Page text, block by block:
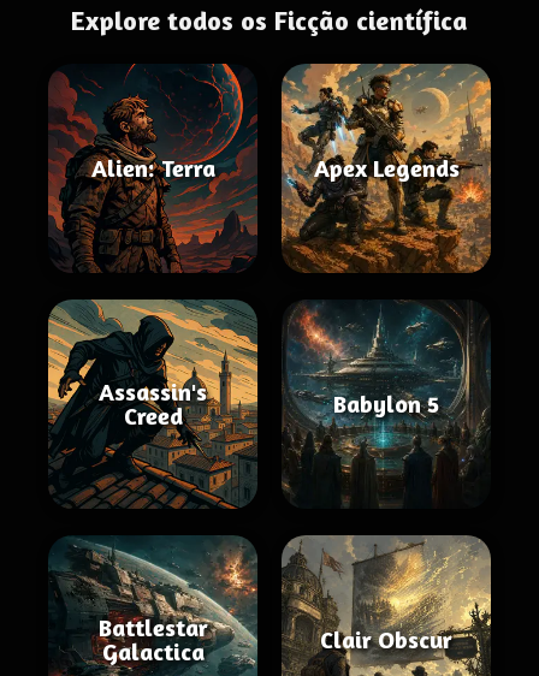
Explore todos os Ficção científica
Alien: Terra Apex Legends
Assassin's
Creed
Babylon 5
Battlestar
Galactica
Clair Obscur